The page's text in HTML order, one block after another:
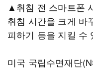
▲취침 전 스마트폰
취침 시간을 크게
피하기 등을 지킬 수
미국 국립수면재단